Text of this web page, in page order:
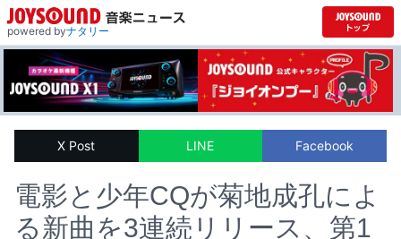
powered byナタリー
X Post LINE Facebook
電影と少年CQが菊地成孔によ
る新曲を3連続リリース、第1